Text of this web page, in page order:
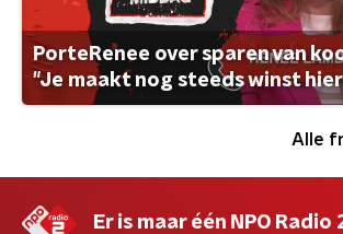
PorteRenee over sparen van
"Je maakt nog steeds winst
Alle
Er is maar één NPO Radio